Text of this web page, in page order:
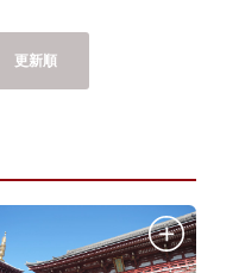
更新順